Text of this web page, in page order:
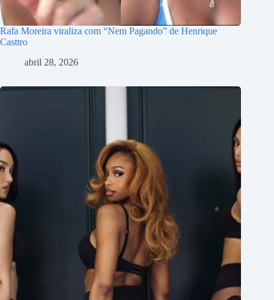
Rafa Moreira viraliza com “Nem Pagando” de Henrique
Casttro
abril 28, 2026